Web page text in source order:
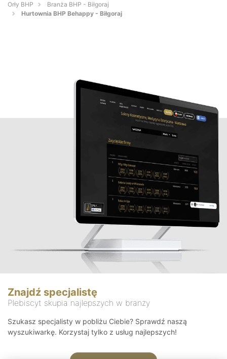
Orły BHP
Branża BHP - Biłgoraj
Hurtownia BHP Behappy - Biłgoraj
Znajdź specjalistę
Plebiscyt skupia najlepszych w branży
Szukasz specjalisty w pobliżu Ciebie? Sprawdź naszą
wyszukiwarkę. Korzystaj tylko z usług najlepszych!